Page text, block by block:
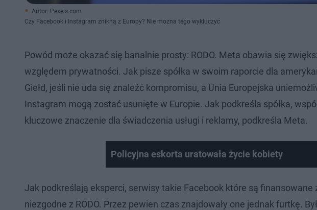
Autor: Pexels.com
Czy Facebook i Instagram znikną z Europy? Nie można tego wykluczyć
Powód może okazać się banalnie prosty: RODO. Meta obawia się
względem prywatności. Jak pisze spółka w swoim raporcie dla
Giełd, jeśli nie uda się znaleźć kompromisu, a Unia Europejska
Instagram mogą zostać usunięte w Europie. Jak podkreśla spółka,
kluczowe znaczenie dla świadczenia usługi i reklamy, podkreśla Meta.
Policyjna eskorta uratowała życie kobiety
Jak podkreślają eksperci, serwisy takie Facebook które są finansowane
niezgodne z RODO. Przez pewien czas znajdowały one jednak furtkę.